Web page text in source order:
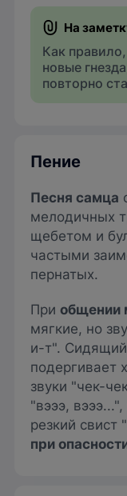
Как
новые
повторно
Пение
Песня самца
мелодичных
щебетом и
частыми
пернатых.
При общении
мягкие, но
и-т". Сидящий
подергивает
звуки "чек-
"вэээ,
резкий
при